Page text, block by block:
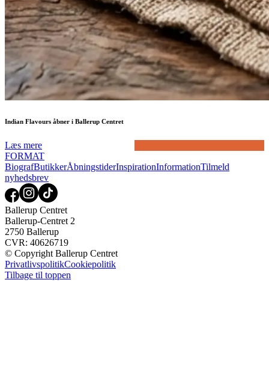
Indian Flavours åbner i Ballerup Centret
Læs mere
FORMAT
BiografButikkerÅbningstiderInspirationInformationTilmeld
nyhedsbrev
Ballerup Centret
Ballerup-Centret 2
2750 Ballerup
CVR: 40626719
© Copyright Ballerup Centret
PrivatlivspolitikCookiepolitik
Tilbage til toppen